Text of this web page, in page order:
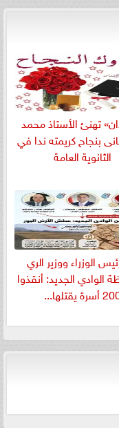
تهنئ الأستاذ محمد
بنجاح كريمته ندا في
الثانوية العامة
الوزراء ووزير الري
الوادي الجديد: أنقذوا
يقتلها...